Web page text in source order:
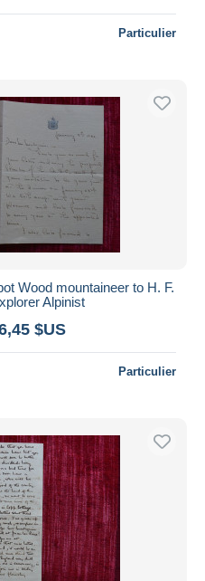
Particulier
Wood mountaineer to H. F.
Alpinist
$US
Particulier